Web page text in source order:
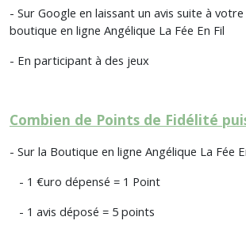
- Sur Google en laissant un avis suite à
boutique en ligne Angélique La Fée En Fil
- En participant à des jeux
Combien de Points de Fidélité
- Sur la Boutique en ligne Angélique La Fée
- 1 €uro dépensé = 1 Point
- 1 avis déposé = 5 points